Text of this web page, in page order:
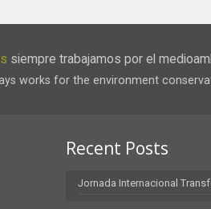
siempre trabajamos por el
works for the environment
Recent Posts
Jornada Internacional